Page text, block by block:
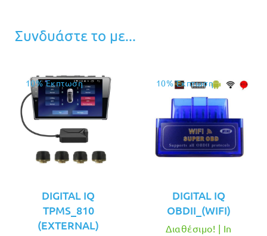
Συνδυάστε το με...
10% Έκπτωση
DIGITAL IQ
TPMS_810
(EXTERNAL)
10% Έκπτωση
DIGITAL IQ
OBDII_(WIFI)
Διαθέσιμο! | In